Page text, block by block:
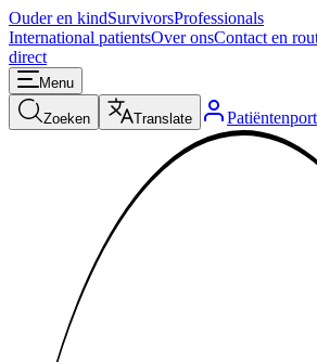
Ouder en kindSurvivorsProfessionals
International patientsOver onsContact en
direct
Menu
Zoeken Translate